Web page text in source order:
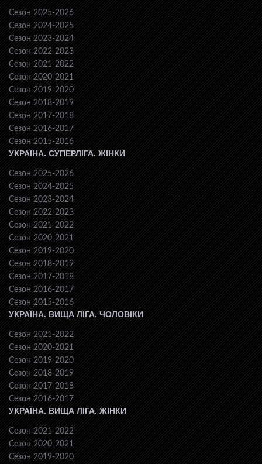
Сезон 2025-2026
Сезон 2024-2025
Сезон 2023-2024
Сезон 2022-2023
Сезон 2021-2022
Сезон 2020-2021
Сезон 2019-2020
Сезон 2018-2019
Сезон 2017-2018
Сезон 2016-2017
Сезон 2015-2016
УКРАЇНА. СУПЕРЛІГА. ЖІНКИ
Сезон 2025-2026
Сезон 2024-2025
Сезон 2023-2024
Сезон 2022-2023
Сезон 2021-2022
Сезон 2020-2021
Сезон 2019-2020
Сезон 2018-2019
Сезон 2017-2018
Сезон 2016-2017
Сезон 2015-2016
УКРАЇНА. ВИЩА ЛІГА. ЧОЛОВІКИ
Сезон 2021-2022
Сезон 2020-2021
Сезон 2019-2020
Сезон 2018-2019
Сезон 2017-2018
Сезон 2016-2017
УКРАЇНА. ВИЩА ЛІГА. ЖІНКИ
Сезон 2021-2022
Сезон 2020-2021
Сезон 2019-2020